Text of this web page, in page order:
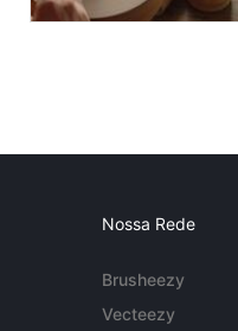
Nossa Rede
Brusheezy
Vecteezy